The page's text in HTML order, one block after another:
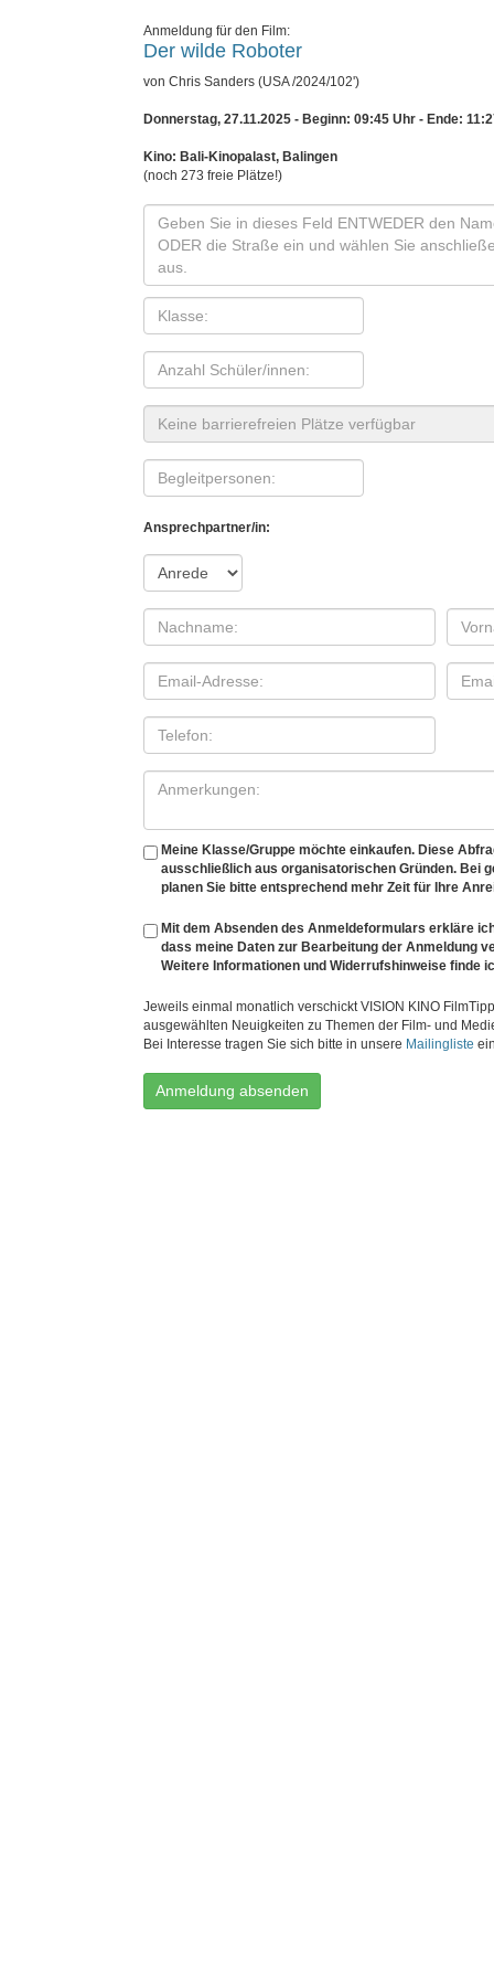
Anmeldung für den Film:
Der wilde Roboter
von Chris Sanders (USA /2024/102')
Donnerstag, 27.11.2025 - Beginn: 09:45 Uhr - Ende:
Kino: Bali-Kinopalast, Balingen
(noch 273 freie Plätze!)
Ansprechpartner/in:
Meine Klasse/Gruppe möchte einkaufen. Diese
ausschließlich aus organisatorischen Gründen. Bei
planen Sie bitte entsprechend mehr Zeit für Ihre
Mit dem Absenden des Anmeldeformulars erkläre
dass meine Daten zur Bearbeitung der Anmeldung
Weitere Informationen und Widerrufshinweise finde
Jeweils einmal monatlich verschickt VISION KINO
ausgewählten Neuigkeiten zu Themen der Film- und
Bei Interesse tragen Sie sich bitte in unsere Mailingliste
Anmeldung absenden